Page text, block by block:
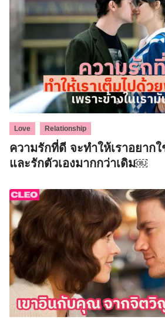
Love Relationship
ความรักที่ดี จะทำให้เราอยาก
และรักตัวเองมากกว่าเดิม￼